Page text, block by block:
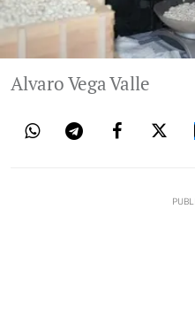
Alvaro Vega Valle